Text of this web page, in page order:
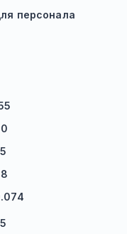
персонала